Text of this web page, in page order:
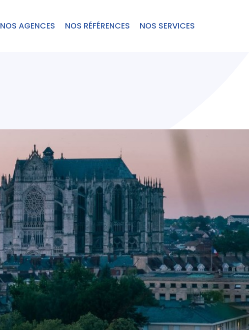
NOS AGENCES NOS RÉFÉRENCES NOS SERVICES